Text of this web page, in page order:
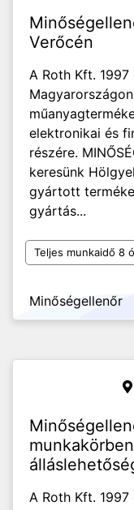
Verőcén
A Roth Kft.
elektronikai és
részére.
keresünk
gyártott
gyártás...
Teljes munkaidő 8
Minőségellenőr
munkakörben
A Roth Kft.